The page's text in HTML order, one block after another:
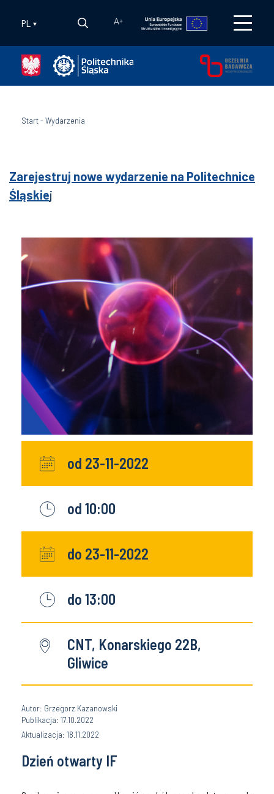
PL A+
Start-Wydarzenia
Zarejestruj nowe wydarzenie na Politechnice
Śląskiej
od 23-11-2022
od 10:00
do 23-11-2022
do 13:00
CNT, Konarskiego 22B,
Gliwice
Autor: Grzegorz Kazanowski
Publikacja: 17.10.2022
Aktualizacja: 18.11.2022
Dzień otwarty IF